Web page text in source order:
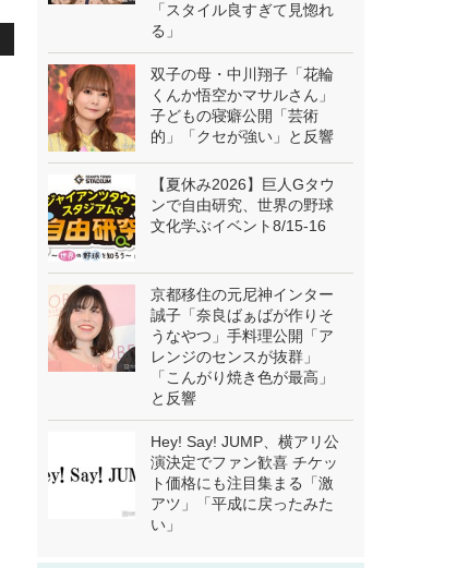
「スタイル良すぎて見惚れ
る」
双子の母・中川翔子「花輪
くんか悟空かマサルさん」
子どもの寝癖公開「芸術
的」「クセが強い」と反響
【夏休み2026】巨人Gタウ
ンで自由研究、世界の野球
文化学ぶイベント8/15-16
京都移住の元尼神インター
誠子「奈良ばぁばが作りそ
うなやつ」手料理公開「ア
レンジのセンスが抜群」
「こんがり焼き色が最高」
と反響
Hey! Say! JUMP、横アリ公
演決定でファン歓喜 チケッ
ト価格にも注目集まる「激
アツ」「平成に戻ったみた
い」